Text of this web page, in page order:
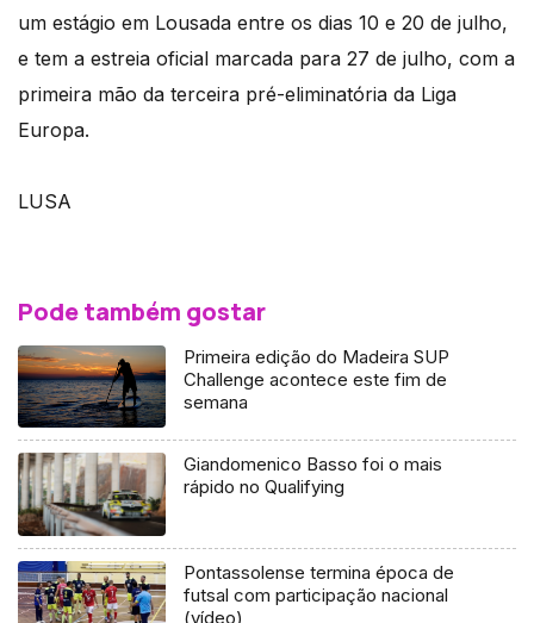
um estágio em Lousada entre os dias 10 e 20 de julho,
e tem a estreia oficial marcada para 27 de julho, com a
primeira mão da terceira pré-eliminatória da Liga
Europa.
LUSA
Pode também gostar
Primeira edição do Madeira SUP
Challenge acontece este fim de
semana
Giandomenico Basso foi o mais
rápido no Qualifying
Pontassolense termina época de
futsal com participação nacional
(vídeo)